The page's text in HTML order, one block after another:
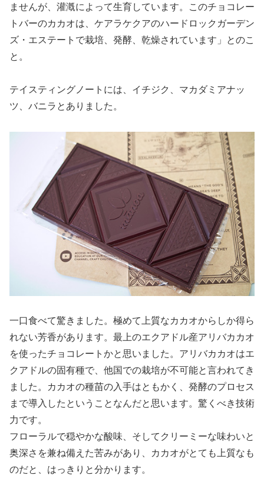
ませんが、灌漑によって生育しています。このチョコレー
トバーのカカオは、ケアラケクアのハードロックガーデン
ズ・エステートで栽培、発酵、乾燥されています」とのこ
と。
テイスティングノートには、イチジク、マカダミアナッ
ツ、バニラとありました。
一口食べて驚きました。極めて上質なカカオからしか得ら
れない芳香があります。最上のエクアドル産アリバカカオ
を使ったチョコレートかと思いました。アリバカカオはエ
クアドルの固有種で、他国での栽培が不可能と言われてき
ました。カカオの種苗の入手はともかく、発酵のプロセス
まで導入したということなんだと思います。驚くべき技術
力です。
フローラルで穏やかな酸味、そしてクリーミーな味わいと
奥深さを兼ね備えた苦みがあり、カカオがとても上質なも
のだと、はっきりと分かります。